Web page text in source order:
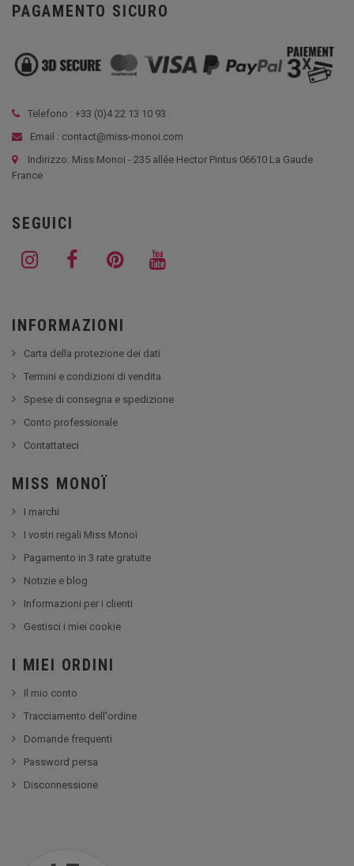
PAGAMENTO SICURO
Telefono : +33 (0)4 22 13 10 93
Email : contact@miss-monoi.com
Indirizzo: Miss Monoi - 235 allée Hector Pintus 06610 La Gaude
France
SEGUICI
INFORMAZIONI
Carta della protezione dei dati
Termini e condizioni di vendita
Spese di consegna e spedizione
Conto professionale
Contattateci
MISS MONOÏ
I marchi
I vostri regali Miss Monoï
Pagamento in 3 rate gratuite
Notizie e blog
Informazioni per i clienti
Gestisci i miei cookie
I MIEI ORDINI
Il mio conto
Tracciamento dell'ordine
Domande frequenti
Password persa
Disconnessione